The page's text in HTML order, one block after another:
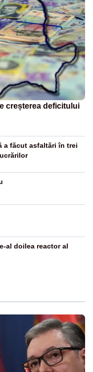
creșterea deficitului
a făcut asfaltări în trei
al doilea reactor al